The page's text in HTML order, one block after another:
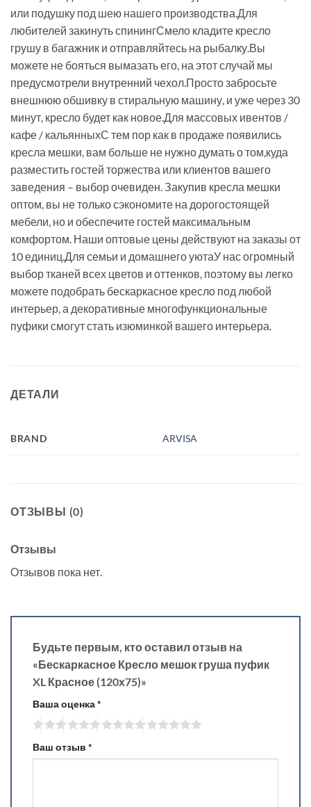
или подушку под шею нашего производства.Для
любителей закинуть спинингСмело кладите кресло
грушу в багажник и отправляйтесь на рыбалку.Вы
можете не бояться вымазать его, на этот случай мы
предусмотрели внутренний чехол.Просто забросьте
внешнюю обшивку в стиральную машину, и уже через 30
минут, кресло будет как новое.Для массовых ивентов /
кафе / кальянныхС тем пор как в продаже появились
кресла мешки, вам больше не нужно думать о том,куда
разместить гостей торжества или клиентов вашего
заведения – выбор очевиден. Закупив кресла мешки
оптом, вы не только сэкономите на дорогостоящей
мебели, но и обеспечите гостей максимальным
комфортом. Наши оптовые цены действуют на заказы от
10 единиц.Для семьи и домашнего уютаУ нас огромный
выбор тканей всех цветов и оттенков, поэтому вы легко
можете подобрать бескаркасное кресло под любой
интерьер, а декоративные многофункциональные
пуфики смогут стать изюминкой вашего интерьера.
ДЕТАЛИ
BRAND ARVISA
ОТЗЫВЫ (0)
Отзывы
Отзывов пока нет.
Будьте первым, кто оставил отзыв на
«Бескаркасное Кресло мешок груша пуфик
XL Красное (120х75)»
Ваша оценка*
Ваш отзыв *